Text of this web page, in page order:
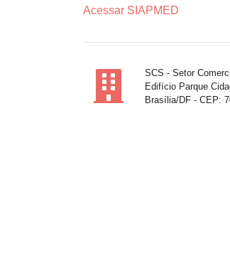
Acessar SIAPMED
SCS - Setor
Edifício Parque
Brasília/DF - CEP: